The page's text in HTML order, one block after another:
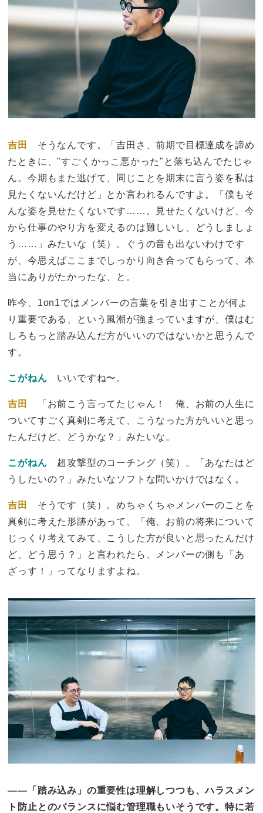
吉田
そうなんです。「吉田さ、前期で目標達成を諦め
たときに、"すごくかっこ悪かった"と落ち込んでたじゃ
ん。今期もまた逃げて、同じことを期末に言う姿を私は
見たくないんだけど」とか言われるんですよ。「僕もそ
んな姿を見せたくないです……。見せたくないけど、今
から仕事のやり方を変えるのは難しいし、どうしましょ
う……」みたいな（笑）。ぐうの音も出ないわけです
が、今思えばここまでしっかり向き合ってもらって、本
当にありがたかったな、と。
昨今、1on1ではメンバーの言葉を引き出すことが何よ
り重要である、という風潮が強まっていますが、僕はむ
しろもっと踏み込んだ方がいいのではないかと思うんで
す。
こがねん いいですね〜。
吉田
「お前こう言ってたじゃん！ 俺、お前の人生に
ついてすごく真剣に考えて、こうなった方がいいと思っ
たんだけど、どうかな？」みたいな。
こがねん 超攻撃型のコーチング（笑）。「あなたはど
うしたいの？」みたいなソフトな問いかけではなく。
吉田
そうです（笑）。めちゃくちゃメンバーのことを
真剣に考えた形跡があって、「俺、お前の将来について
じっくり考えてみて、こうした方が良いと思ったんだけ
ど、どう思う？」と言われたら、メンバーの側も「あ
ざっす！」ってなりますよね。
——「踏み込み」の重要性は理解しつつも、ハラスメン
ト防止とのバランスに悩む管理職もいそうです。特に若